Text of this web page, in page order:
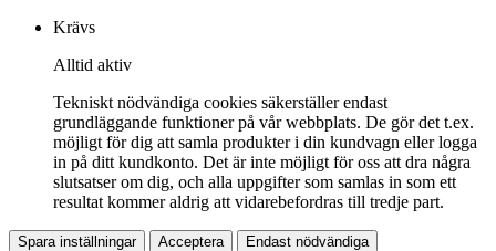
Krävs
Alltid aktiv
Tekniskt nödvändiga cookies säkerställer endast
grundläggande funktioner på vår webbplats. De gör det t.ex.
möjligt för dig att samla produkter i din kundvagn eller logga
in på ditt kundkonto. Det är inte möjligt för oss att dra några
slutsatser om dig, och alla uppgifter som samlas in som ett
resultat kommer aldrig att vidarebefordras till tredje part.
Spara inställningar Acceptera Endast nödvändiga